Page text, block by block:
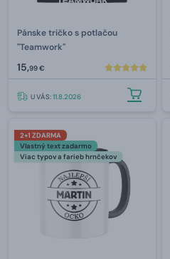
Pánske tričko s potlačou
"Teamwork"
15,99 €
U VÁS:11.8.2026
2+1 ZDARMA
Vlastný text zadarmo
Viac typov a farieb hrnčekov